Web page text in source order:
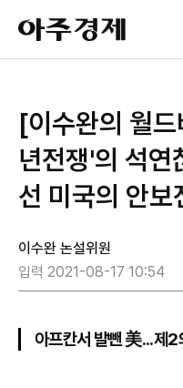
아
주
경
[이수완의 월
년전쟁'의 석연
선 미국의 안보
이수완 논설위원
입력 2021-08-17 10:54
아프칸서 발뺀 美...제2